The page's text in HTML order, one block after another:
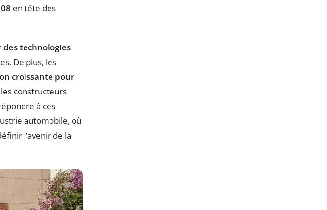
en tête des
des technologies
De plus, les
croissante pour
constructeurs
à ces
automobile, où
l’avenir de la